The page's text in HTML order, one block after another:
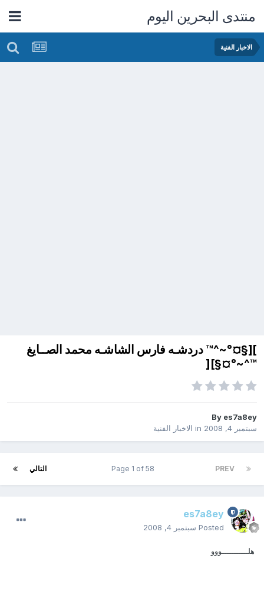
منتدى البحرين اليوم
الاخبار الفنية
][§¤°~^™ دردشـه فارس الشاشـه محمد الصــايغ
™^~°¤§][
Byes7a8ey
سبتمبر 4, 2008
in الاخبار الفنية
PREV التالي Page 1 of 58
es7a8ey
Posted سبتمبر 4, 2008
هلـــــــــــووو